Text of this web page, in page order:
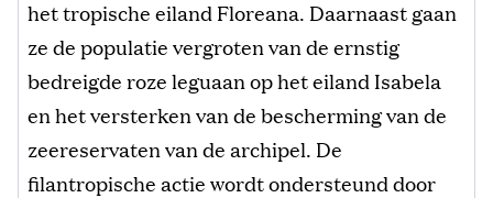
het tropische eiland Floreana. Daarnaast gaan
ze de populatie vergroten van de ernstig
bedreigde roze leguaan op het eiland Isabela
en het versterken van de bescherming van de
zeereservaten van de archipel. De
filantropische actie wordt ondersteund door